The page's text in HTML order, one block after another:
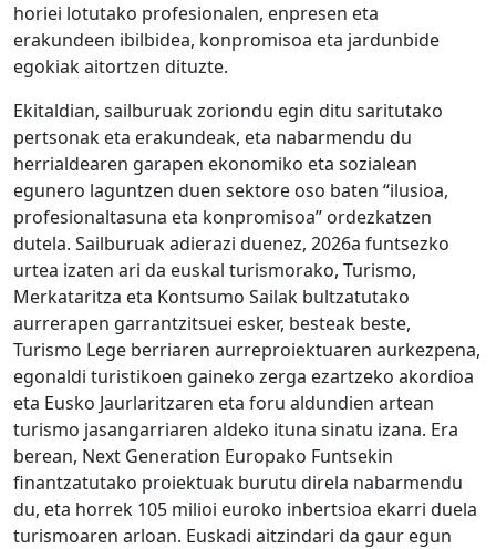
horiei lotutako profesionalen, enpresen eta
erakundeen ibilbidea, konpromisoa eta jardunbide
egokiak aitortzen dituzte.
Ekitaldian, sailburuak zoriondu egin ditu saritutako
pertsonak eta erakundeak, eta nabarmendu du
herrialdearen garapen ekonomiko eta sozialean
egunero laguntzen duen sektore oso baten “ilusioa,
profesionaltasuna eta konpromisoa” ordezkatzen
dutela. Sailburuak adierazi duenez, 2026a funtsezko
urtea izaten ari da euskal turismorako, Turismo,
Merkataritza eta Kontsumo Sailak bultzatutako
aurrerapen garrantzitsuei esker, besteak beste,
Turismo Lege berriaren aurreproiektuaren aurkezpena,
egonaldi turistikoen gaineko zerga ezartzeko akordioa
eta Eusko Jaurlaritzaren eta foru aldundien artean
turismo jasangarriaren aldeko ituna sinatu izana. Era
berean, Next Generation Europako Funtsekin
finantzatutako proiektuak burutu direla nabarmendu
du, eta horrek 105 milioi euroko inbertsioa ekarri duela
turismoaren arloan. Euskadi aitzindari da gaur egun